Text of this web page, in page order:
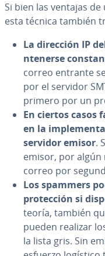
Si bien las ventajas
esta técnica también
La dirección IP
n­te­ne­r­se
correo entrante
por el servidor
primero por un
En ciertos casos
en la
servidor emisor.
emisor, por
correo por
Los spammers
pro­te­c­ción si
teoría, también
pueden realizar
la lista gris. Sin